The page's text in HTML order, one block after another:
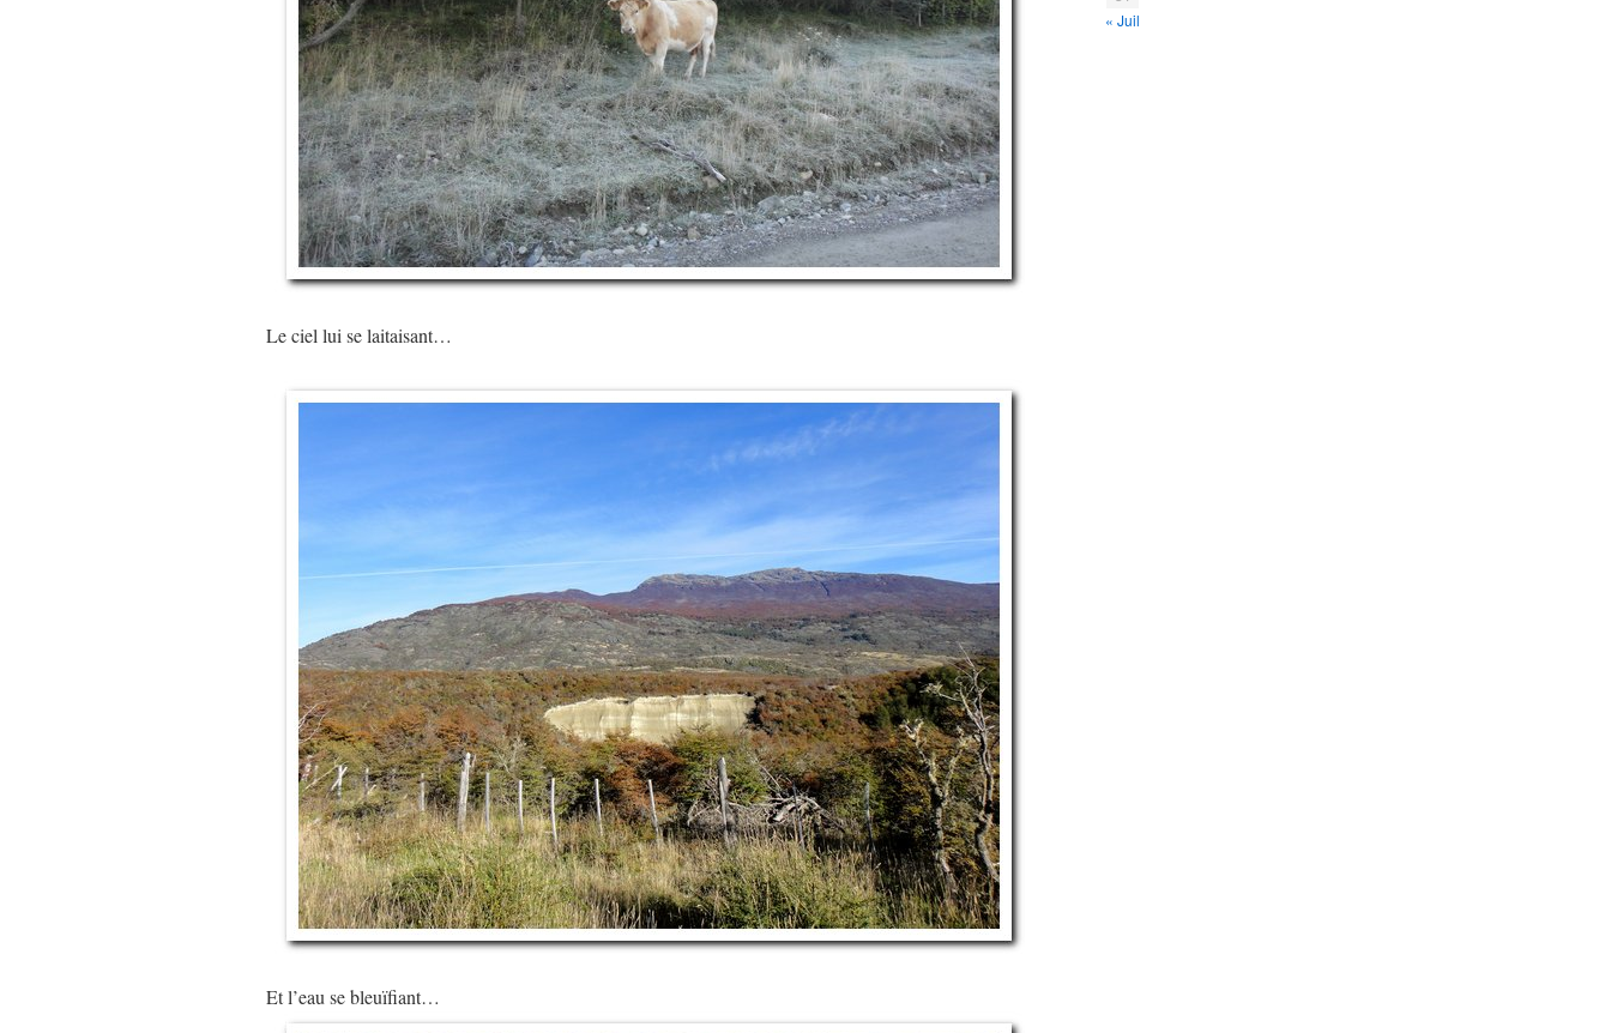
Le ciel lui se laitaisant…
Et l’eau se bleuïfiant…
« Juil